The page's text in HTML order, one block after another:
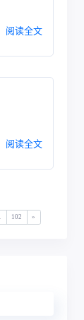
阅读全文
阅读全文
102 »